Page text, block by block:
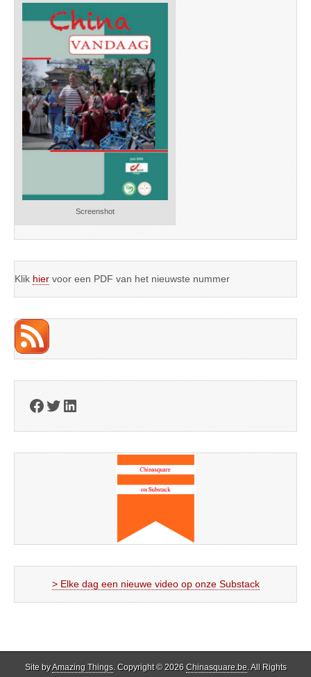
Screenshot
Klik hier voor een PDF van het nieuwste nummer
Facebook
Twitter
LinkedIn
> Elke dag een nieuwe video op onze Substack
Site byAmazing Things. Copyright © 2026 Chinasquare.be. All Rights